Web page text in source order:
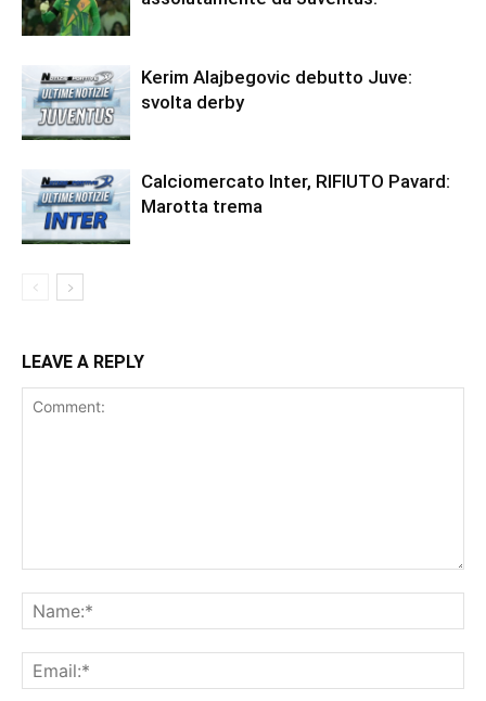
Kerim Alajbegovic debutto Juve:
svolta derby
Calciomercato Inter, RIFIUTO Pavard:
Marotta trema
LEAVE A REPLY